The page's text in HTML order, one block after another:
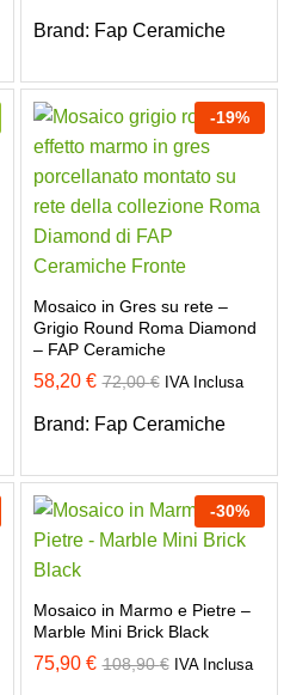
Brand: Fap Ceramiche
-19%
Mosaico in Gres su rete –
Grigio Round Roma Diamond
– FAP Ceramiche
58,20 € 72,00€ IVA Inclusa
Brand: Fap Ceramiche
-30%
Mosaico in Marmo e Pietre –
Marble Mini Brick Black
75,90 € 108,90€ IVA Inclusa